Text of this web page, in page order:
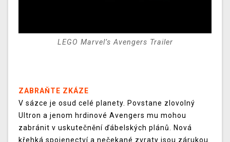
LEGO Marvel’s Avengers Trailer
ZABRAŇTE ZKÁZE
V sázce je osud celé planety. Povstane zlovolný
Ultron a jenom hrdinové Avengers mu mohou
zabránit v uskutečnění ďábelských plánů. Nová
křehká spojenectví a nečekané zvraty jsou zárukou